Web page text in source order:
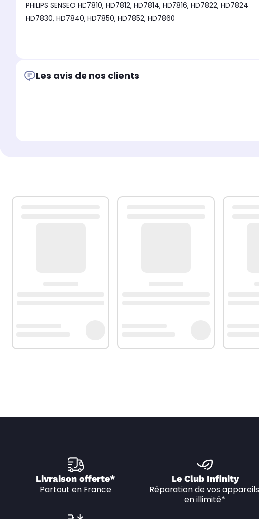
PHILIPS SENSEO HD7810, HD7812, HD7814, HD7816, HD7822, HD7824
HD7830, HD7840, HD7850, HD7852, HD7860
Les avis de nos clients
Livraison offerte*
Partout en France
Le Club Infinity
Réparation de vos appareils
en illimité*